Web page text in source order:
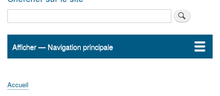
Navigation
Afficher — Navigation principale
Accueil
ActualitésMATh.en.JEANS ?
Régions et Ateliers
Créer, gérer un atelier
Sujets/Publications
Congrès
Accueil